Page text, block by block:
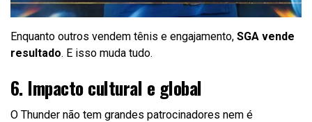
Enquanto outros vendem tênis e engajamento, SGA vende
resultado. E isso muda tudo.
6. Impacto cultural e global
O Thunder não tem grandes patrocinadores nem é